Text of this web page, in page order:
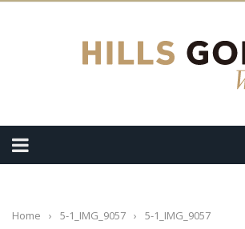
Home › 5-1_IMG_9057 › 5-1_IMG_9057